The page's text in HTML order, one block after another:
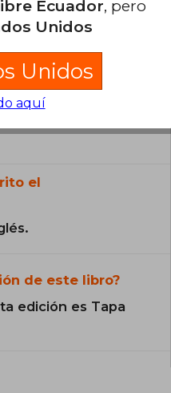
sobre el libro
el
de este libro?
edición es Tapa
Ecuador, pero
Unidos
Unidos
aquí